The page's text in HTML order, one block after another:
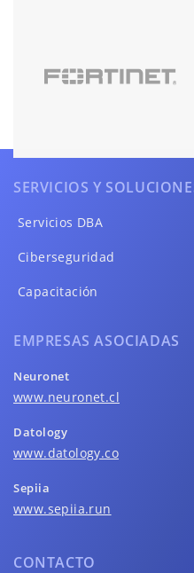
SERVICIOS Y
Servicios DBA
Ciberseguridad
Capacitación
EMPRESAS ASOCIADAS
Neuronet
www.neuronet.cl
Datology
www.datology.co
Sepiia
www.sepiia.run
CONTACTO